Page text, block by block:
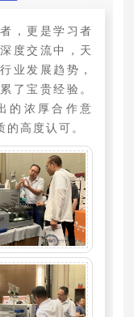
，更是学习者
度交流中，天
业发展趋势，
了宝贵经验。
的浓厚合作意
高度认可。